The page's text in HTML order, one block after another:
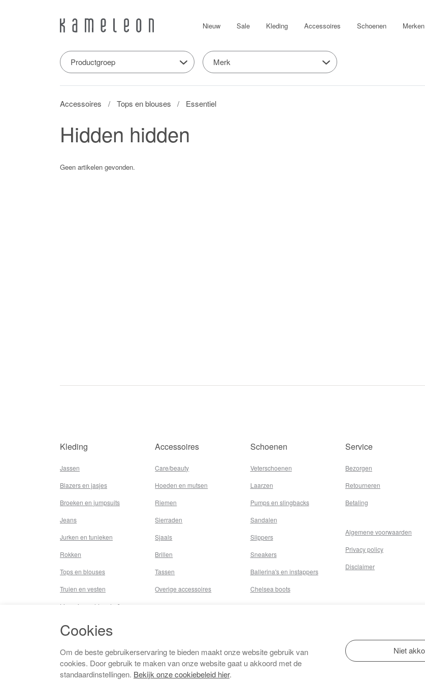
Nieuw Sale Kleding Accessoires Schoenen Merken
Productgroep Merk
Accessoires Tops en blouses Essentiel
Hidden hidden
Geen artikelen gevonden.
Kleding
Jassen
Blazers en jasjes
Broeken en jumpsuits
Jeans
Jurken en tunieken
Rokken
Tops en blouses
Truien en vesten
Lingerie,nachtmode &
Badkleding
Beenmode
Vermaakkosten
Accessoires
Care/beauty
Hoeden en mutsen
Riemen
Sierraden
Sjaals
Brillen
Tassen
Overige accessoires
Schoenen
Veterschoenen
Laarzen
Pumps en slingbacks
Sandalen
Slippers
Sneakers
Ballerina's en instappers
Chelsea boots
Service
Bezorgen
Retourneren
Betaling
Algemene voorwaarden
Privacy policy
Disclaimer
Cookies
Om de beste gebruikerservaring te bieden maakt onze website gebruik van
cookies. Door gebruik te maken van onze website gaat u akkoord met de
standaardinstellingen. Bekijk onze cookiebeleid hier.